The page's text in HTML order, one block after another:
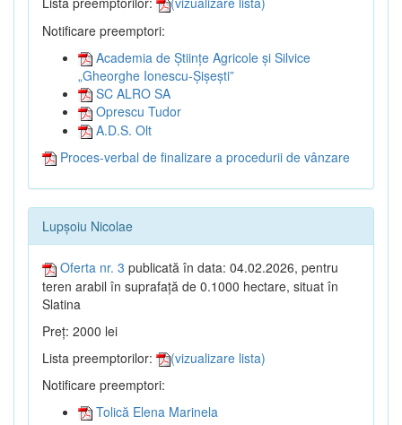
Notificare preemptori:
Academia de Științe Agricole și Silvice
„Gheorghe Ionescu-Șișești”
SC ALRO SA
Oprescu Tudor
A.D.S. Olt
Proces-verbal de finalizare a procedurii de vânzare
Lupșoiu Nicolae
Oferta nr. 3 publicată în data: 04.02.2026, pentru
teren arabil în suprafață de 0.1000 hectare, situat în
Slatina
Preț: 2000 lei
Lista preemptorilor:
(vizualizare lista)
Notificare preemptori:
Tolică Elena Marinela